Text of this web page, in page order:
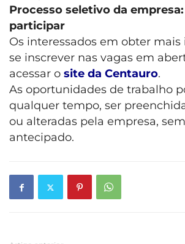
Processo seletivo da
participar
Os interessados em obter mais
se inscrever nas vagas em
acessar o site da Centauro.
As oportunidades de trabalho
qualquer tempo, ser
ou alteradas pela empresa,
antecipado.